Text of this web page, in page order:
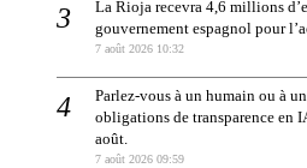
La Rioja recevra 4,6 millions
gouvernement espagnol pour
7 août 2026 10:32
Parlez-vous à un humain ou à
obligations de transparence en
août.
7 août 2026 09:59